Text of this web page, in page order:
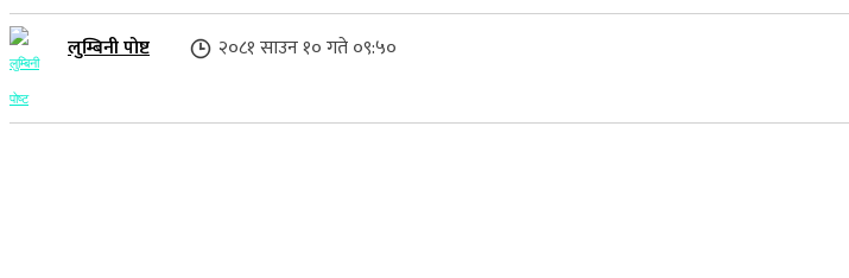
लुम्बिनी पोष्ट २०८१ साउन १० गते ०९:५०